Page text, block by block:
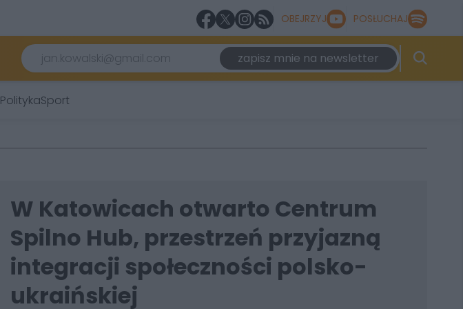
OBEJRZYJ POSŁUCHAJ
zapisz mnie na newsletter
PolitykaSport
W Katowicach otwarto Centrum
Spilno Hub, przestrzeń przyjazną
integracji społeczności polsko-
ukraińskiej